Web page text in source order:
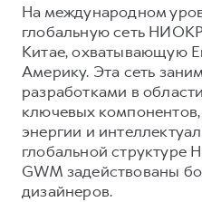
На международном
глобальную сеть
Китае, охватывающую
Америку. Эта сеть
разработками в
ключевых
энергии и
глобальной
GWM задействованы
дизайнеров.